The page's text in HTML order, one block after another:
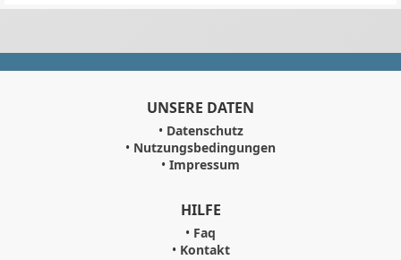
UNSERE DATEN
• Datenschutz
• Nutzungsbedingungen
• Impressum
HILFE
• Faq
• Kontakt